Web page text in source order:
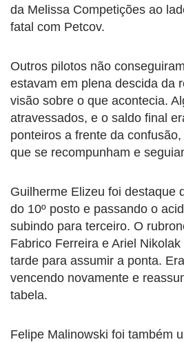
da Melissa Competições ao
fatal com Petcov.
Outros pilotos não
estavam em plena descida da
visão sobre o que acontecia.
atravessados, e o saldo final
ponteiros a frente da
que se recompunham e
Guilherme Elizeu foi destaque
do 10º posto e passando o
subindo para terceiro. O
Fabrico Ferreira e Ariel
tarde para assumir a ponta.
vencendo novamente e
tabela.
Felipe Malinowski foi também